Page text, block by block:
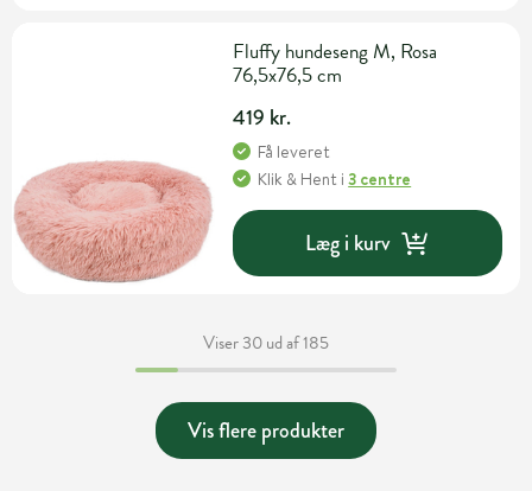
Fluffy hundeseng M, Rosa
76,5x76,5 cm
419 kr.
Få leveret
Klik & Hent i3 centre
Læg i kurv
Viser 30 ud af 185
Vis flere produkter